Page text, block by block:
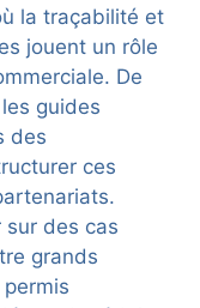
la traçabilité et
jouent un rôle
De
guides
des
ces
sur des cas
grands